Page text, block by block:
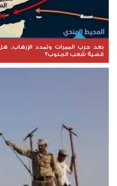
بعد حرب الممرات وتمدد الإرهاب..
قضية شعب الجنوب؟